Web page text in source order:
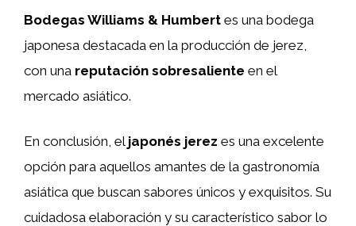
Bodegas Williams & Humbert es una bodega
japonesa destacada en la producción de jerez,
con una reputación sobresaliente en el
mercado asiático.
En conclusión, el japonés jerez es una excelente
opción para aquellos amantes de la gastronomía
asiática que buscan sabores únicos y exquisitos. Su
cuidadosa elaboración y su característico sabor lo